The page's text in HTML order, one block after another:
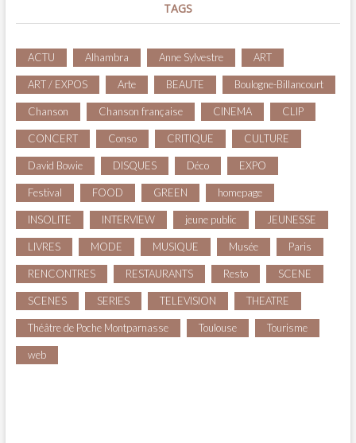
TAGS
ACTU Alhambra Anne Sylvestre ART
ART / EXPOS Arte BEAUTE Boulogne-Billancourt
Chanson Chanson française CINEMA CLIP
CONCERT Conso CRITIQUE CULTURE
David Bowie DISQUES Déco EXPO
Festival FOOD GREEN homepage
INSOLITE INTERVIEW jeune public JEUNESSE
LIVRES MODE MUSIQUE Musée Paris
RENCONTRES RESTAURANTS Resto SCENE
SCENES SERIES TELEVISION THEATRE
Théâtre de Poche Montparnasse Toulouse Tourisme
web